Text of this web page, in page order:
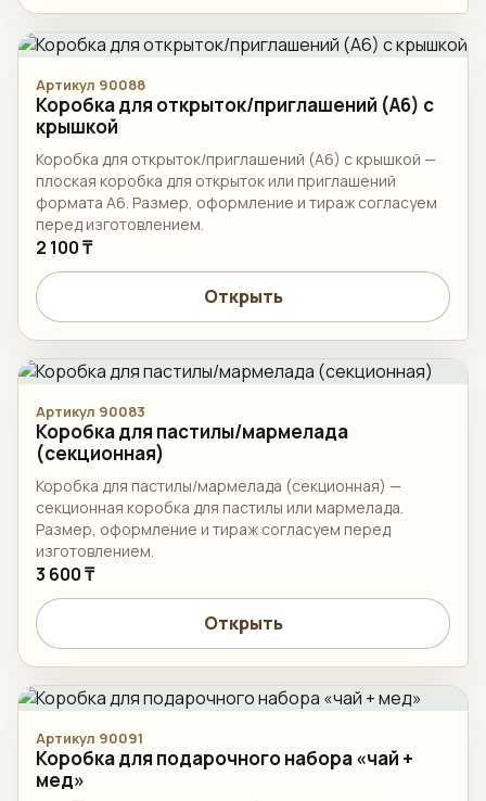
Артикул 90088
Коробка для открыток/приглашений (А6) с
крышкой
Коробка для открыток/приглашений (А6) с крышкой —
плоская коробка для открыток или приглашений
формата А6. Размер, оформление и тираж согласуем
перед изготовлением.
2 100 ₸
Открыть
Артикул 90083
Коробка для пастилы/мармелада
(секционная)
Коробка для пастилы/мармелада (секционная) —
секционная коробка для пастилы или мармелада.
Размер, оформление и тираж согласуем перед
изготовлением.
3 600 ₸
Открыть
Артикул 90091
Коробка для подарочного набора «чай +
мед»